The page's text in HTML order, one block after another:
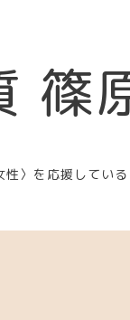
篠
〉を応援してい